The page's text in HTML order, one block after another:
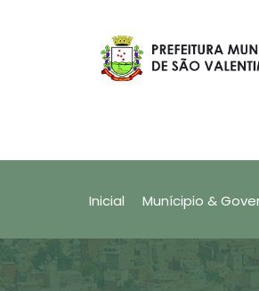
no app Nota Fiscal Fácil SÃO
Inicial Munícipio &